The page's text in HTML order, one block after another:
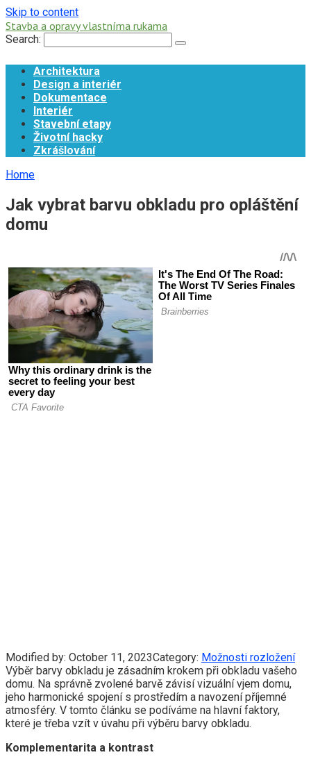
Skip to content
Stavba a opravy vlastníma rukama
Search:
Architektura
Design a interiér
Dokumentace
Interiér
Stavební etapy
Životní hacky
Zkrášlování
Home
Jak vybrat barvu obkladu pro opláštění
domu
Modified by: October 11, 2023Category: Možnosti rozložení
Výběr barvy obkladu je zásadním krokem při obkladu vašeho
domu. Na správně zvolené barvě závisí vizuální vjem domu,
jeho harmonické spojení s prostředím a navození příjemné
atmosféry. V tomto článku se podíváme na hlavní faktory,
které je třeba vzít v úvahu při výběru barvy obkladu.
Komplementarita a kontrast